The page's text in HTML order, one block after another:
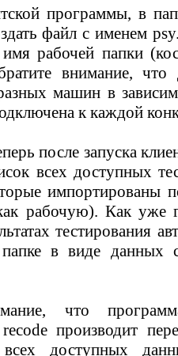
программы, в
файл с именем
рабочей папки
внимание,
машин в
к каждой
после запуска
всех доступных
импортированы
рабочую). Как уже
тестирования
в виде данных
что
производит
всех доступных